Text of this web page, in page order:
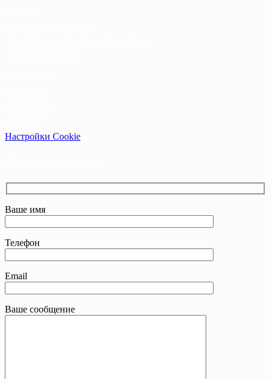
Настройки Cookie
Ваше имя
Телефон
Email
Ваше сообщение